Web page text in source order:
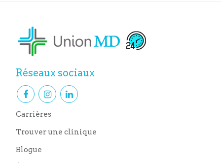
Réseaux sociaux
Carrières
Trouver une clinique
Blogue